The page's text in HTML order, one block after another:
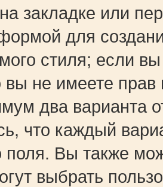
закладке или
для
стиля; если
не имеете прав
два варианта
что каждый
поля. Вы также
выбрать